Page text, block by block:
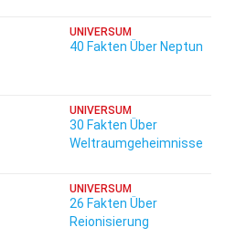
UNIVERSUM
40 Fakten Über Neptun
UNIVERSUM
30 Fakten Über
Weltraumgeheimnisse
UNIVERSUM
26 Fakten Über
Reionisierung